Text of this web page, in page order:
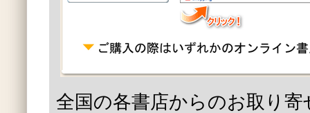
全国の各書店からのお取り